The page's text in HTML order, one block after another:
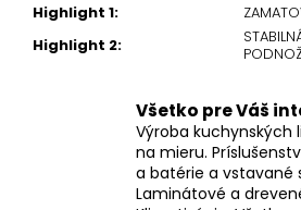
Highlight 1:
Highlight 2:
Všetko pre Váš
Výroba kuchynských
na mieru.
a batérie a vstavané
Laminátové a